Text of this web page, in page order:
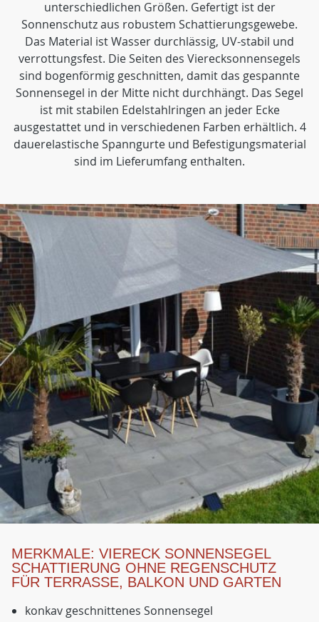
unterschiedlichen Größen. Gefertigt ist der
Sonnenschutz aus robustem Schattierungsgewebe.
Das Material ist Wasser durchlässig, UV-stabil und
verrottungsfest. Die Seiten des Vierecksonnensegels
sind bogenförmig geschnitten, damit das gespannte
Sonnensegel in der Mitte nicht durchhängt. Das Segel
ist mit stabilen Edelstahlringen an jeder Ecke
ausgestattet und in verschiedenen Farben erhältlich. 4
dauerelastische Spanngurte und Befestigungsmaterial
sind im Lieferumfang enthalten.
MERKMALE: VIERECK SONNENSEGEL
SCHATTIERUNG OHNE REGENSCHUTZ
FÜR TERRASSE, BALKON UND GARTEN
konkav geschnittenes Sonnensegel